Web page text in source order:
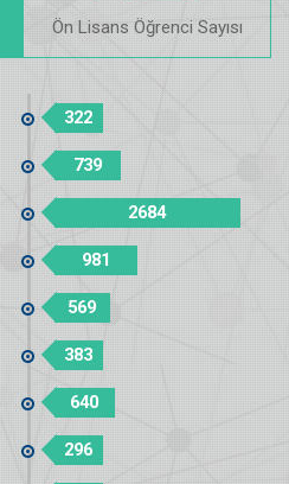
Ön Lisans Öğrenci Sayısı
322
739
2684
981
569
383
640
296